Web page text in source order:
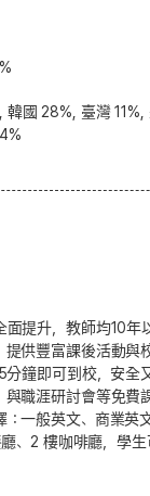
韓國 28%, 臺灣
面提升，教師均10年
提供豐富課後活動與
鐘即可到校，安全
職涯研討會等免費
一般英文、商業英
、2 樓咖啡廳，學